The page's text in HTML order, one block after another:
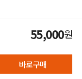
55,000원
바로구매